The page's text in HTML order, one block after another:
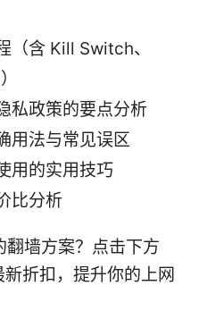
（含 Kill Switch、
私政策的要点分析
用法与常见误区
用的实用技巧
比分析
墙方案？点击下方
折扣，提升你的上网